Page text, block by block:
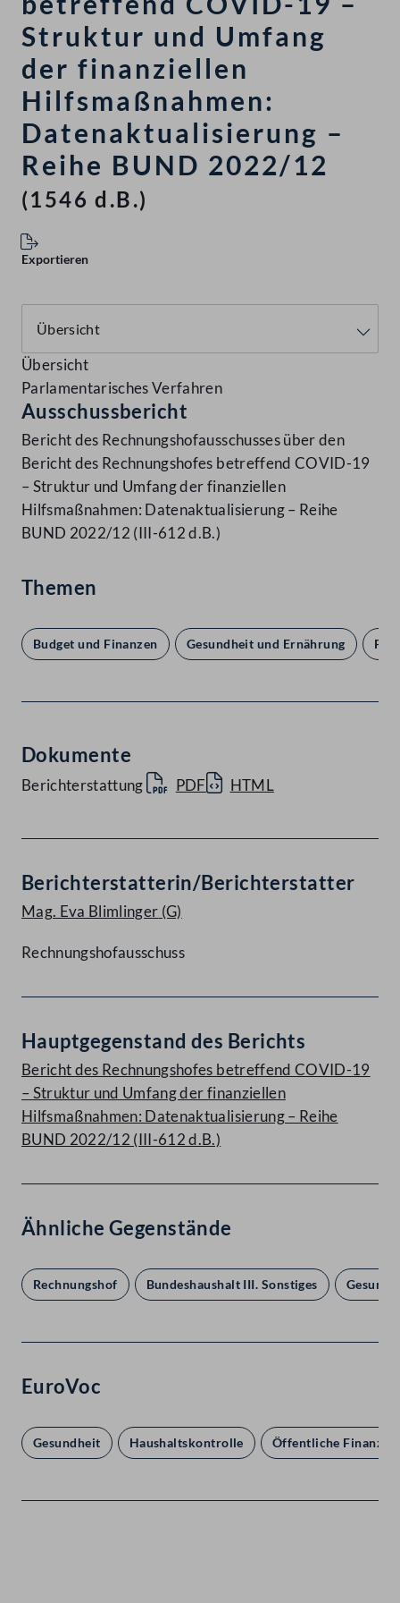
Struktur und Umfang
der finanziellen
Hilfsmaßnahmen:
Datenaktualisierung –
Reihe BUND 2022/12
(1546 d.B.)
Exportieren
Übersicht
Parlamentarisches Verfahren
Ausschussbericht
Bericht des Rechnungshofausschusses über den
Bericht des Rechnungshofes betreffend COVID-19
– Struktur und Umfang der finanziellen
Hilfsmaßnahmen: Datenaktualisierung – Reihe
BUND 2022/12 (III-612 d.B.)
Themen
Budget und Finanzen Gesundheit und Ernährung
Dokumente
Berichterstattung PDF HTML
Berichterstatterin/Berichterstatter
Mag. Eva Blimlinger (G)
Rechnungshofausschuss
Hauptgegenstand des Berichts
Bericht des Rechnungshofes betreffend COVID-19
– Struktur und Umfang der finanziellen
Hilfsmaßnahmen: Datenaktualisierung – Reihe
BUND 2022/12 (III-612 d.B.)
Ähnliche Gegenstände
Rechnungshof Bundeshaushalt III. Sonstiges
EuroVoc
Gesundheit Haushaltskontrolle Öffentliche